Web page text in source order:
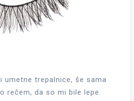
trepalnice, še sama
rečem, da so mi bile lepe.